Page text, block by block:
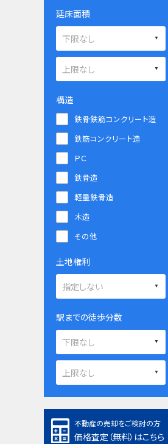
延床面積
構造
鉄骨鉄筋コンクリート造
鉄筋コンクリート造
ＰＣ
鉄骨造
軽量鉄骨造
木造
その他
土地権利
駅までの徒歩分数
不動産の売却をご検討の方
価格査定（無料）はこちら